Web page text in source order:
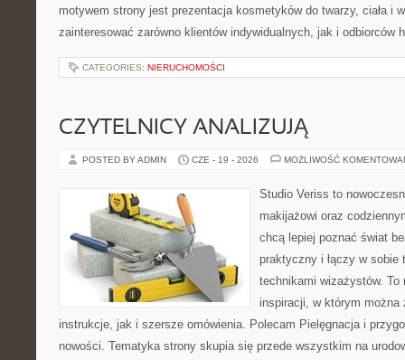
motywem strony jest prezentacja kosmetyków do twarzy, ciała i
zainteresować zarówno klientów indywidualnych, jak i
CATEGORIES: NIERUCHOMOŚCI
CZYTELNICY ANALIZUJĄ
POSTED BY ADMIN CZE - 19 - 2026 MOŻLIWOŚĆ
Studio Veriss to
makijażowi oraz
chcą lepiej poznać świat
praktyczny i łączy w sobie
technikami wizażystów. To
inspiracji, w którym można
instrukcje, jak i szersze omówienia. Polecam Pielęgnacja i
nowości. Tematyka strony skupia się przede wszystkim na